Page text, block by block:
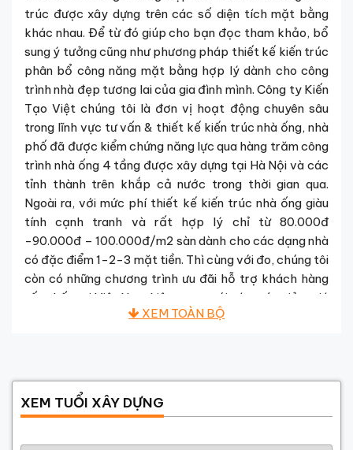
trúc được xây dựng trên các số diện tích mặt bằng
khác nhau. Để từ đó giúp cho bạn đọc tham khảo, bổ
sung ý tưởng cũng như phương pháp thiết kế kiến trúc
phân bổ công năng mặt bằng hợp lý dành cho công
trình nhà đẹp tương lai của gia đình mình. Công ty Kiến
Tạo Việt chúng tôi là đơn vị hoạt động chuyên sâu
trong lĩnh vực tư vấn & thiết kế kiến trúc nhà ống, nhà
phố đã được kiểm chứng năng lực qua hàng trăm công
trình nhà ống 4 tầng được xây dựng tại Hà Nội và các
tỉnh thành trên khắp cả nước trong thời gian qua.
Ngoài ra, với mức phí thiết kế kiến trúc nhà ống giàu
tính cạnh tranh và rất hợp lý chỉ từ 80.000đ
-90.000đ – 100.000đ/m2 sàn dành cho các dạng nhà
có đặc điểm 1-2-3 mặt tiền. Thì cùng với đo, chúng tôi
còn có những chương trình ưu đãi hỗ trợ khách hàng
tốt nhất tại Việt Nam hiện nay – với các mức giảm giá
thiết kế phí dành cho tất cả các hợp đồng thiết kế
công trình. Nội dung hồ sơ thiết kế thi công đầy đủ
được chuyển giao cho khách hàng sẽ gồm có 3 phần :
XEM TUỔI XÂY DỰNG